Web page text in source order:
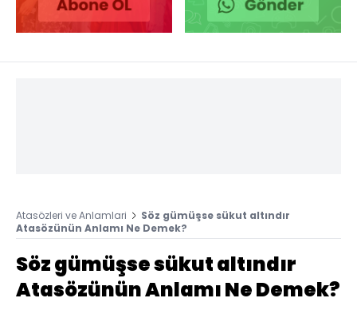
Atasözleri ve Anlamlari
Söz gümüşse sükut altındır
Atasözünün Anlamı Ne Demek?
Söz gümüşse sükut altındır
Atasözünün Anlamı Ne Demek?